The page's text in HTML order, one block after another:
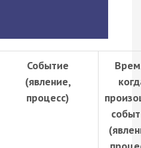
Событие
(явление,
процесс)